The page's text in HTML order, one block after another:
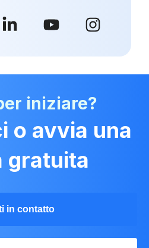
iniziare?
o avvia una
gratuita
in contatto